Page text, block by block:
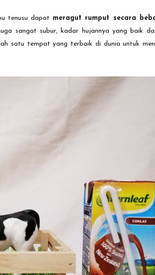
tenusu dapat meragut rumput secara
sangat subur, kadar hujannya yang baik
satu tempat yang terbaik di dunia untuk